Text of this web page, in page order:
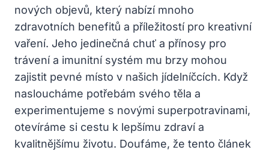
nových objevů, který nabízí mnoho
zdravotních benefitů a příležitostí pro kreativní
vaření. Jeho jedinečná chuť a přínosy pro
trávení a imunitní systém mu brzy mohou
zajistit pevné místo v našich jídelníčcích. Když
nasloucháme potřebám svého těla a
experimentujeme s novými superpotravinami,
otevíráme si cestu k lepšímu zdraví a
kvalitnějšímu životu. Doufáme, že tento článek